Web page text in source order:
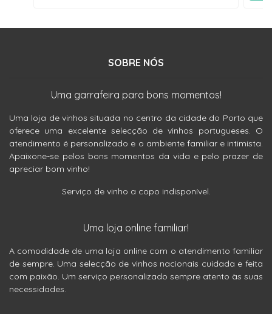
SOBRE NÓS
Uma garrafeira para bons momentos!
Uma loja de vinhos situada no centro da cidade do Porto que
oferece uma excelente selecção de vinhos portugueses. O
atendimento é personalizado e o ambiente familiar e intimista.
Apaixone-se pelos bons momentos da vida e pelo prazer de
apreciar bom vinho!
Serviço de vinho a copo indisponível.
Uma loja online familiar!
A comodidade de uma loja online com o atendimento familiar
de sempre. Uma selecção de vinhos nacionais cuidada e feita
com paixão. Um serviço personalizado sempre atento às suas
necessidades.